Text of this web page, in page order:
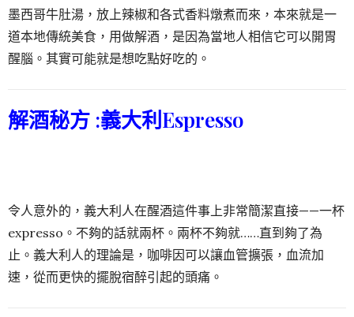
墨西哥牛肚湯，放上辣椒和各式香料燉煮而來，本來就是一
道本地傳統美食，用做解酒，是因為當地人相信它可以開胃
醒腦。其實可能就是想吃點好吃的。
解酒秘方 :義大利Espresso
令人意外的，義大利人在醒酒這件事上非常簡潔直接——一杯
expresso。不夠的話就兩杯。兩杯不夠就……直到夠了為
止。義大利人的理論是，咖啡因可以讓血管擴張，血流加
速，從而更快的擺脫宿醉引起的頭痛。